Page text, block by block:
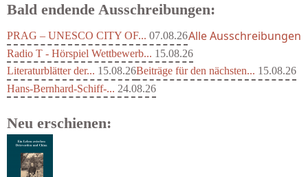
Bald endende Ausschreibungen:
PRAG – UNESCO CITY OF... 07.08.26
Radio T - Hörspiel Wettbewerb... 15.08.26
Literaturblätter der... 15.08.26Beiträge für den nächsten... 15.08.26
Hans-Bernhard-Schiff-... 24.08.26
Alle Ausschreibungen
Neu erschienen: